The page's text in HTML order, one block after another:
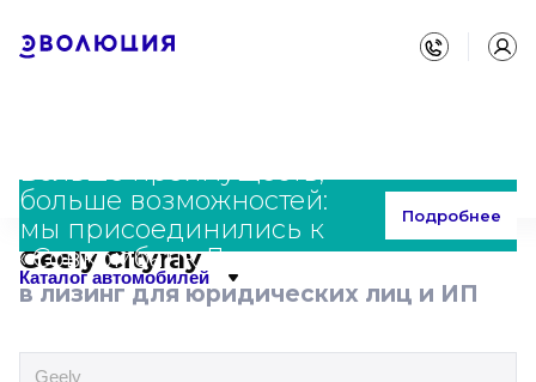
Больше преимуществ,
больше возможностей:
мы присоединились к
«Совкомбанк Лизинг»
Подробнее
Каталог автомобилей
Главная Каталог Geely Cityray
Geely Cityray
в лизинг для юридических лиц и ИП